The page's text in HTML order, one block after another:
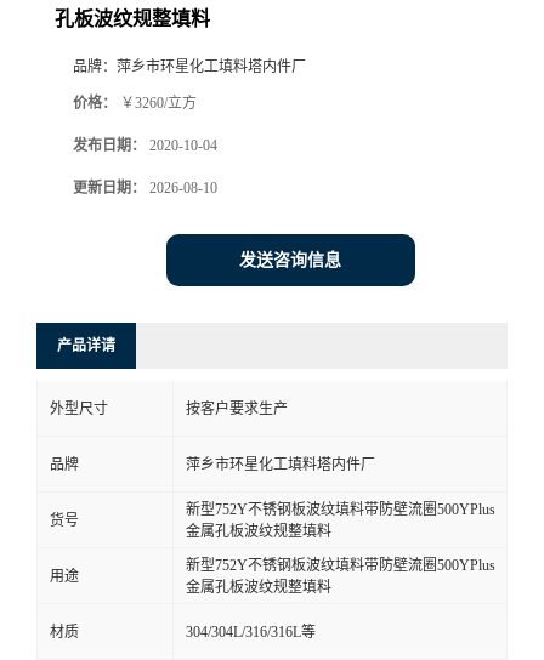
孔板波纹规整填料
品牌： 萍乡市环星化工填料塔内件厂
价格： ￥3260/立方
发布日期： 2020-10-04
更新日期： 2026-08-10
发送咨询信息
产品详请
外型尺寸 按客户要求生产
品牌 萍乡市环星化工填料塔内件厂
货号
新型752Y不锈钢板波纹填料带防壁流圈500YPlus
金属孔板波纹规整填料
用途
新型752Y不锈钢板波纹填料带防壁流圈500YPlus
金属孔板波纹规整填料
材质 304/304L/316/316L等